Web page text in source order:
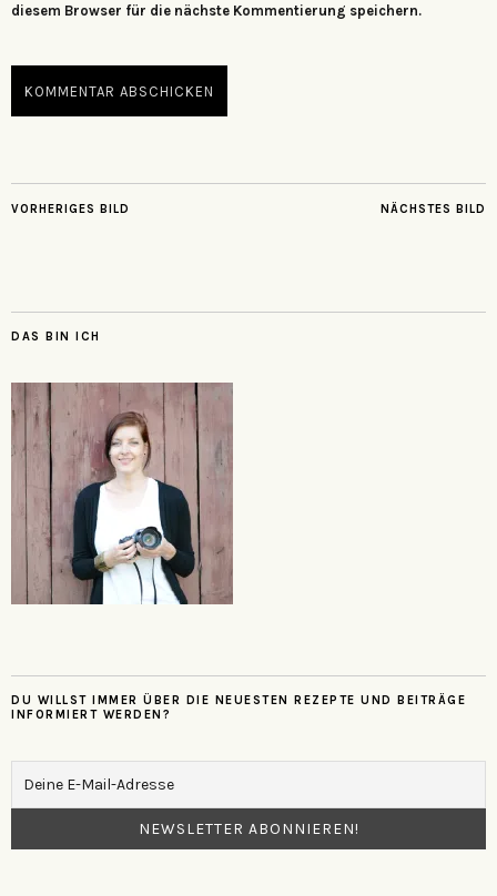
diesem Browser für die nächste Kommentierung speichern.
NÄCHSTES BILD
VORHERIGES BILD
DAS BIN ICH
DU WILLST IMMER ÜBER DIE NEUESTEN REZEPTE UND BEITRÄGE
INFORMIERT WERDEN?